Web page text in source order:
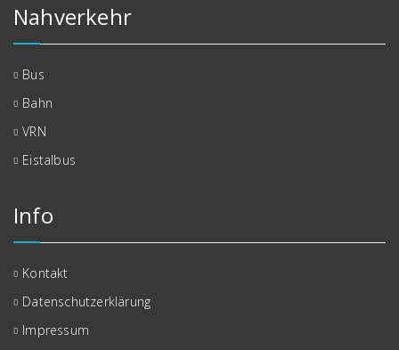
Nahverkehr
Bus
Bahn
VRN
Eistalbus
Info
Kontakt
Datenschutzerklärung
Impressum